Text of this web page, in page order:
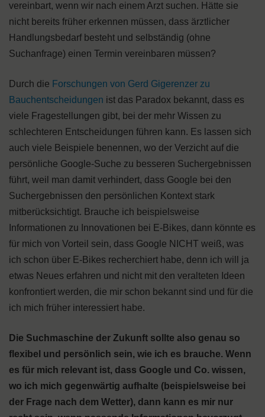
vereinbart, wenn wir nach einem Arzt suchen. Hätte sie
nicht bereits früher erkennen müssen, dass ärztlicher
Handlungsbedarf besteht und selbständig (ohne
Suchanfrage) einen Termin vereinbaren müssen?
Durch die Forschungen von Gerd Gigerenzer zu
Bauchentscheidungen ist das Paradox bekannt, dass es
viele Fragestellungen gibt, bei der mehr Wissen zu
schlechteren Entscheidungen führen kann. Es lassen sich
auch viele Beispiele benennen, wo der Verzicht auf die
persönliche Google-Suche zu besseren Suchergebnissen
führt, weil man damit verhindert, dass Google bei den
Suchergebnissen den persönlichen Kontext stark
mitberücksichtigt. Brauche ich beispielsweise
Informationen zu Innovationen bei E-Bikes, dann könnte es
für mich von Vorteil sein, dass Google NICHT weiß, was
ich schon über E-Bikes recherchiert habe, denn ich will ja
etwas Neues erfahren und nicht mit den veralteten Ideen
konfrontiert werden, die mir schon bekannt sind und für die
ich mich früher interessiert habe.
Die Suchmaschine der Zukunft sollte also genau so
flexibel und persönlich sein, wie ich es brauche. Wenn
es für mich relevant ist, dass Google und Co. wissen,
wo ich mich gegenwärtig aufhalte (beispielsweise bei
der Frage nach dem Wetter), dann kann es mir nur